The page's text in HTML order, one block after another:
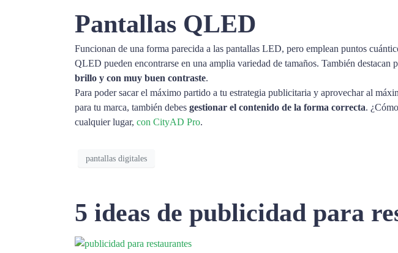
Pantallas QLED
Funcionan de una forma parecida a las pantallas LED, pero emplean puntos
QLED pueden encontrarse en una amplia variedad de tamaños. También
brillo y con muy buen contraste.
Para poder sacar el máximo partido a tu estrategia publicitaria y aprovechar al
para tu marca, también debes gestionar el contenido de la forma correcta.
cualquier lugar, con CityAD Pro.
pantallas digitales
5 ideas de publicidad para